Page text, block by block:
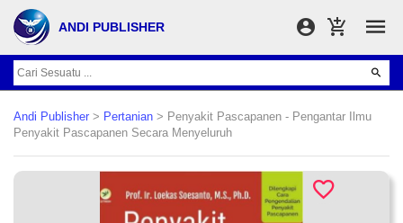
ANDI PUBLISHER
Andi Publisher > Pertanian > Penyakit Pascapanen - Pengantar Ilmu
Penyakit Pascapanen Secara Menyeluruh